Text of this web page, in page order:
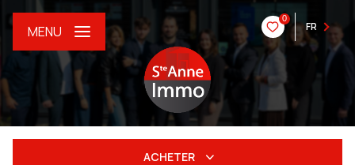
0
FR
MENU
ACHETER